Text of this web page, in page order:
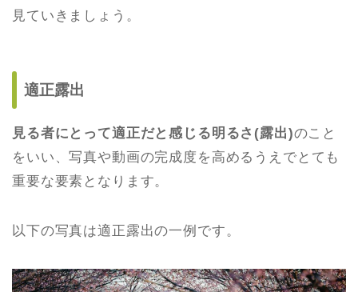
見ていきましょう。
適正露出
見る者にとって適正だと感じる明るさ(露出)のこと
をいい、写真や動画の完成度を高めるうえでとても
重要な要素となります。
以下の写真は適正露出の一例です。